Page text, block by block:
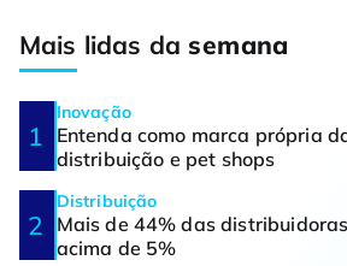
Mais lidas dasemana
Inovação
Entenda como marca própria
distribuição e pet shops
Distribuição
Mais de 44% das
acima de 5%